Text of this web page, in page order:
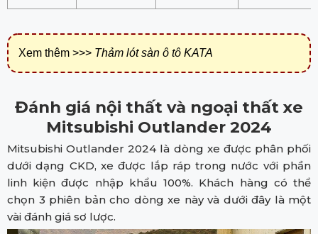
Xem thêm >>> Thảm lót sàn ô tô KATA
Đánh giá nội thất và ngoại thất xe
Mitsubishi Outlander 2024
Mitsubishi Outlander 2024 là dòng xe được phân phối
dưới dạng CKD, xe được lắp ráp trong nước với phần
linh kiện được nhập khẩu 100%. Khách hàng có thể
chọn 3 phiên bản cho dòng xe này và dưới đây là một
vài đánh giá sơ lược.